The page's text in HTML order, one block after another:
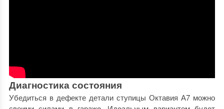
Диагностика состояния
Убедиться в дефекте детали ступицы Октавия А7 можно